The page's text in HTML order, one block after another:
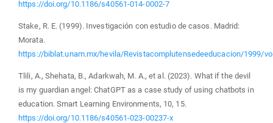
https://doi.org/10.1186/s40561-014-0002-7
Stake, R. E. (1999). Investigación con estudio de casos. Madrid:
Morata.
https://biblat.unam.mx/hevila/Revistacomplutensedeeducacion/1999/
Tlili, A., Shehata, B., Adarkwah, M. A., et al. (2023). What if the devil
is my guardian angel: ChatGPT as a case study of using chatbots in
education. Smart Learning Environments, 10, 15.
https://doi.org/10.1186/s40561-023-00237-x